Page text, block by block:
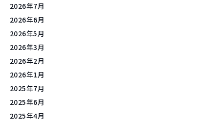
2026年7月
2026年6月
2026年5月
2026年3月
2026年2月
2026年1月
2025年7月
2025年6月
2025年4月